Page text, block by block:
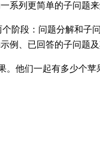
系列更简单的子问题来
个阶段：问题分解和
例、已回答的子问题
。他们一起有多少个苹